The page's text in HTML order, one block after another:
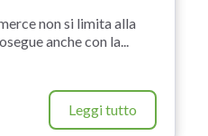
non si limita alla
anche con la...
Leggi tutto